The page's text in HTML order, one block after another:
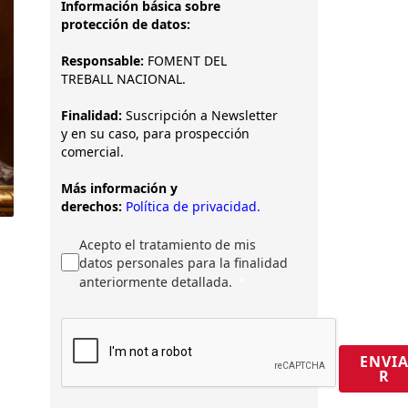
Información básica sobre
protección de datos:
Responsable: FOMENT DEL
TREBALL NACIONAL.
Finalidad: Suscripción a Newsletter
y en su caso, para prospección
comercial.
Más información y
derechos: Política de privacidad.
Acepto el tratamiento de mis
datos personales para la finalidad
anteriormente detallada.
ENVIA
R